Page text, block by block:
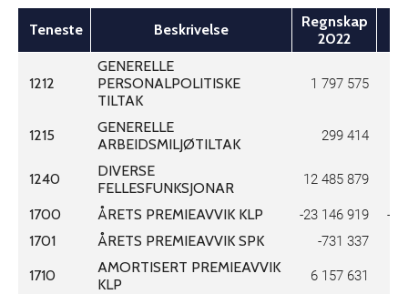
Teneste Beskrivelse
Regnskap
2022
1212
GENERELLE
PERSONALPOLITISKE
TILTAK
1 797 575
1215
GENERELLE
ARBEIDSMILJØTILTAK
299 414
1240
DIVERSE
FELLESFUNKSJONAR
12 485 879
1700 ÅRETS PREMIEAVVIK KLP -23 146 919 -
1701 ÅRETS PREMIEAVVIK SPK -731 337
1710
AMORTISERT PREMIEAVVIK
KLP
6 157 631
Teneste Beskrivelse
Regnskap
2022